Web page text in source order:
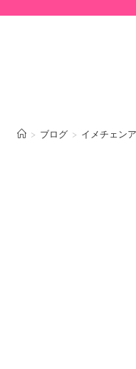
> ブログ > イメチェン